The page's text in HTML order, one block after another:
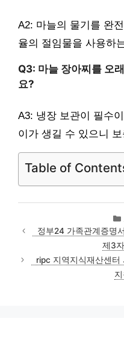
A2: 마늘의 물기를 완
율의 절임물을 사용하
Q3: 마늘 장아찌를 오
요?
A3: 냉장 보관이 필수
이가 생길 수 있으니
Table of
정부24 가족관계증명
제3
ripc 지역지식재산센